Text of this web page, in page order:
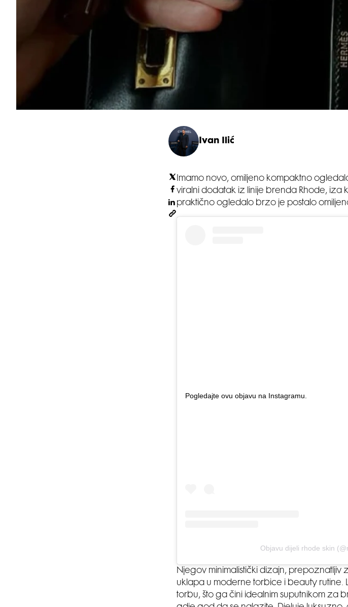
Ivan Ilić
Imamo novo, omiljeno kompaktno
viralni dodatak iz linije brenda Rhode, iza
praktično ogledalo brzo je postalo
Pogledajte ovu objavu na Instagramu.
Objavu dijeli rhode skin
Njegov minimalistički dizajn, prepoznatljiv
uklapa u moderne torbice i beauty rutine.
torbu, što ga čini idealnim suputnikom za